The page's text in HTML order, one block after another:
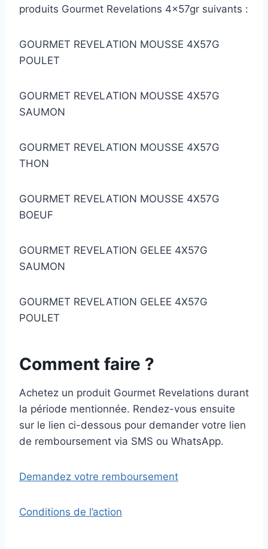
produits Gourmet Revelations 4x57gr suivants :
GOURMET REVELATION MOUSSE 4X57G
POULET
GOURMET REVELATION MOUSSE 4X57G
SAUMON
GOURMET REVELATION MOUSSE 4X57G
THON
GOURMET REVELATION MOUSSE 4X57G
BOEUF
GOURMET REVELATION GELEE 4X57G
SAUMON
GOURMET REVELATION GELEE 4X57G
POULET
Comment faire ?
Achetez un produit Gourmet Revelations durant
la période mentionnée. Rendez-vous ensuite
sur le lien ci-dessous pour demander votre lien
de remboursement via SMS ou WhatsApp.
Demandez votre remboursement
Conditions de l’action